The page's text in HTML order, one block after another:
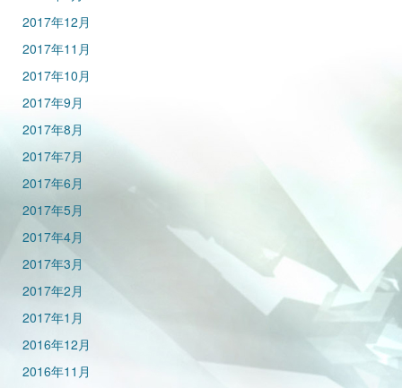
2017年12月
2017年11月
2017年10月
2017年9月
2017年8月
2017年7月
2017年6月
2017年5月
2017年4月
2017年3月
2017年2月
2017年1月
2016年12月
2016年11月